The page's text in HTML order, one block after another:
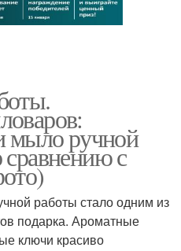
мыло ручной
с
работы стало одним из
подарка. Ароматные
ключи красиво